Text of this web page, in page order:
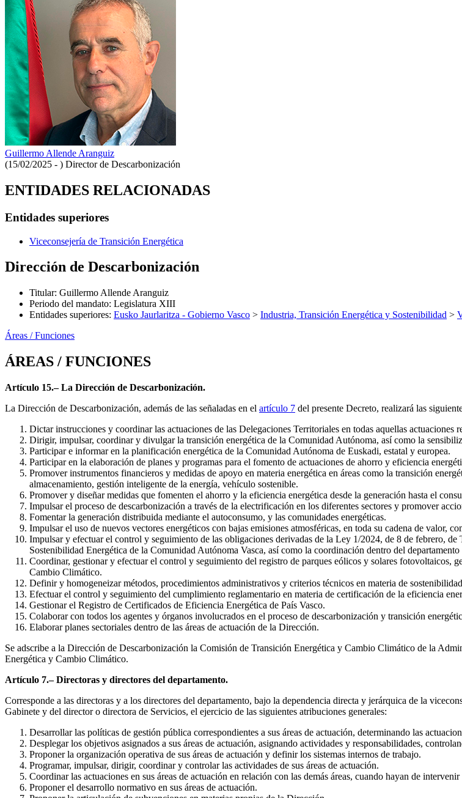
Guillermo Allende Aranguiz
(15/02/2025 - ) Director de Descarbonización
ENTIDADES RELACIONADAS
Entidades superiores
Viceconsejería de Transición Energética
Dirección de Descarbonización
Titular: Guillermo Allende Aranguiz
Periodo del mandato: Legislatura XIII
Entidades superiores: Eusko Jaurlaritza - Gobierno Vasco > Industria, Transición Energética y Sostenibilidad >
Áreas / Funciones
ÁREAS / FUNCIONES
Artículo 15.– La Dirección de Descarbonización.
La Dirección de Descarbonización, además de las señaladas en el artículo 7 del presente Decreto, realizará las
Dictar instrucciones y coordinar las actuaciones de las Delegaciones Territoriales en todas aquellas
Dirigir, impulsar, coordinar y divulgar la transición energética de la Comunidad Autónoma, así como la
Participar e informar en la planificación energética de la Comunidad Autónoma de Euskadi, estatal y europea.
Participar en la elaboración de planes y programas para el fomento de actuaciones de ahorro y eficiencia
Promover instrumentos financieros y medidas de apoyo en materia energética en áreas como la transición
almacenamiento, gestión inteligente de la energía, vehículo sostenible.
Promover y diseñar medidas que fomenten el ahorro y la eficiencia energética desde la generación hasta el
Impulsar el proceso de descarbonización a través de la electrificación en los diferentes sectores y promover
Fomentar la generación distribuida mediante el autoconsumo, y las comunidades energéticas.
Impulsar el uso de nuevos vectores energéticos con bajas emisiones atmosféricas, en toda su cadena de valor,
Impulsar y efectuar el control y seguimiento de las obligaciones derivadas de la Ley 1/2024, de 8 de febrero,
Sostenibilidad Energética de la Comunidad Autónoma Vasca, así como la coordinación dentro del
Coordinar, gestionar y efectuar el control y seguimiento del registro de parques eólicos y solares fotovoltaicos,
Cambio Climático.
Definir y homogeneizar métodos, procedimientos administrativos y criterios técnicos en materia de
Efectuar el control y seguimiento del cumplimiento reglamentario en materia de certificación de la eficiencia
Gestionar el Registro de Certificados de Eficiencia Energética de País Vasco.
Colaborar con todos los agentes y órganos involucrados en el proceso de descarbonización y transición
Elaborar planes sectoriales dentro de las áreas de actuación de la Dirección.
Se adscribe a la Dirección de Descarbonización la Comisión de Transición Energética y Cambio Climático de la
Energética y Cambio Climático.
Artículo 7.– Directoras y directores del departamento.
Corresponde a las directoras y a los directores del departamento, bajo la dependencia directa y jerárquica de la
Gabinete y del director o directora de Servicios, el ejercicio de las siguientes atribuciones generales:
Desarrollar las políticas de gestión pública correspondientes a sus áreas de actuación, determinando las
Desplegar los objetivos asignados a sus áreas de actuación, asignando actividades y responsabilidades,
Proponer la organización operativa de sus áreas de actuación y definir los sistemas internos de trabajo.
Programar, impulsar, dirigir, coordinar y controlar las actividades de sus áreas de actuación.
Coordinar las actuaciones en sus áreas de actuación en relación con las demás áreas, cuando hayan de
Proponer el desarrollo normativo en sus áreas de actuación.